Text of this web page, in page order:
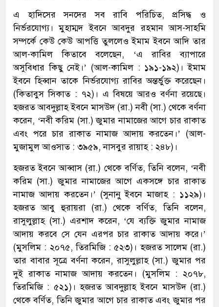
এ হাদিসের সনদের সব রাবি পরিচিত, প্রসিদ্ধ ও
নির্ভরযোগ্য। মুহাম্মদ ইবনে আবদুর রহমান আস-সাহমি
সম্পর্কে কেউ কেউ আপত্তি তুললেও ইমাম ইবনে আদি তার
আল-কামিল কিতাবে বলেছেন, ‘এ রাবির ব্যাপারে
অসুবিধার কিছু নেই।’ (আল-কামিল : ১৯১-১৯২)। ইমাম
ইবনে হিব্বান তাকে নির্ভরযোগ্য রাবির অন্তর্ভুক্ত করেছেন।
(কিতাবুস সিকাত : ৭২)। এ বিষয়ে আরও বর্ণনা রয়েছে।
হজরত আবদুল্লাহ ইবনে মাসউদ (রা.) নবী (সা.) থেকে বর্ণনা
করেন, ‘নবী করিম (সা.) জুমার নামাজের আগে চার রাকাত
এবং পরে চার রাকাত নামাজ আদায় করতেন।’ (আল-
মুজামুল আওসাত : ৩৯৫৯, নাসবুর রায়াহ : ২৪৮)।
হজরত ইবনে আব্বাস (রা.) থেকে বর্ণিত, তিনি বলেন, ‘নবী
করিম (সা.) জুমার নামাজের আগে একসঙ্গে চার রাকাত
নামাজ আদায় করতেন।’ (সুনানু ইবনে মাজাহ : ১১২৯)।
হজরত আবু হুরায়রা (রা.) থেকে বর্ণিত, তিনি বলেন,
রাসুলুল্লাহ (সা.) এরশাদ করেন, ‘যে ব্যক্তি জুমার নামাজ
আদায় করবে সে যেন এরপর চার রাকাত আদায় করে।’
(মুসলিম : ২০৭৫, তিরমিজি : ৫২৩)। হজরত সালেম (রা.)
তার বাবার সূত্রে বর্ণনা করেন, রাসুলুল্লাহ (সা.) জুমার পর
দুই রাকাত নামাজ আদায় করতেন। (মুসলিম : ২০৭৮,
তিরমিজি : ৫২১)। হজরত আবদুল্লাহ ইবনে মাসউদ (রা.)
থেকে বর্ণিত, তিনি জুমার আগে চার রাকাত এবং জুমার পর